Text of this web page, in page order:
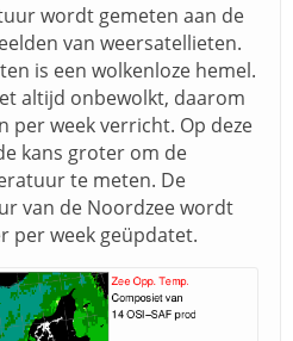
wordt gemeten aan de
van weersatellieten.
is een wolkenloze hemel.
altijd onbewolkt, daarom
per week verricht. Op deze
kans groter om de
te meten. De
van de Noordzee wordt
per week geüpdatet.